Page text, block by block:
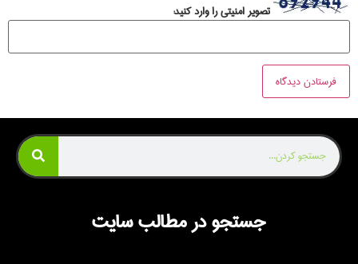
تصویر امنیتی را وارد کنید:
جستجو در مطالب سایت